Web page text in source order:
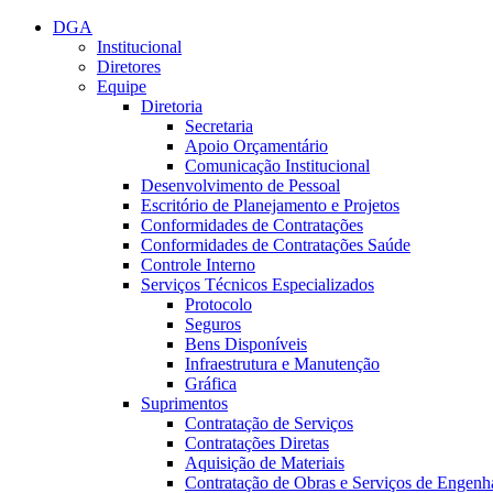
Conteúdo principal
DGA
Institucional
Diretores
Equipe
Diretoria
Secretaria
Apoio Orçamentário
Comunicação Institucional
Desenvolvimento de Pessoal
Escritório de Planejamento e Projetos
Conformidades de Contratações
Conformidades de Contratações Saúde
Controle Interno
Serviços Técnicos Especializados
Protocolo
Seguros
Bens Disponíveis
Infraestrutura e Manutenção
Gráfica
Suprimentos
Contratação de Serviços
Contratações Diretas
Aquisição de Materiais
Contratação de Obras e Serviços de